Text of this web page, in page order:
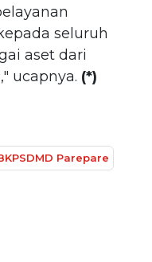
seluruh
aset dari
ucapnya. (*)
Parepare